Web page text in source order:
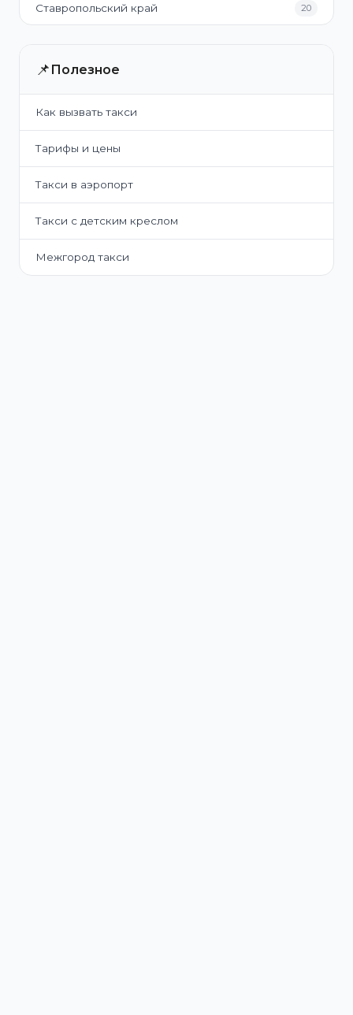
Ставропольский край 20
📌 Полезное
Как вызвать такси
Тарифы и цены
Такси в аэропорт
Такси с детским креслом
Межгород такси